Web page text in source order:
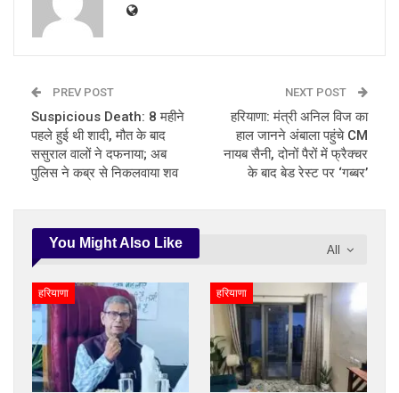
PREV POST
Suspicious Death: 8 महीने
पहले हुई थी शादी, मौत के बाद
ससुराल वालों ने दफनाया; अब
पुलिस ने कब्र से निकलवाया शव
NEXT POST
हरियाणा: मंत्री अनिल विज का
हाल जानने अंबाला पहुंचे CM
नायब सैनी, दोनों पैरों में फ्रैक्चर
के बाद बेड रेस्ट पर ‘गब्बर’
All
You Might Also Like
हरियाणा हरियाणा